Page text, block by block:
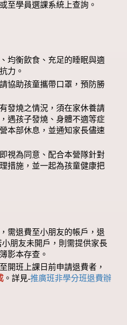
至學員選課系統上查詢。
均衡飲食、充足的睡眠與適
力。
協助孩童攜帶口罩，預防勝
發燒之情況，須在家休養請
遇孩子發燒、身體不適等症
本部休息，並通知家長儘速
視為同意、配合本營隊針對
措施，並一起為孩童健康把
需退費至小朋友的帳戶，退
小朋友未開戶，則需提供家長
影本存查。
開班上課日前申請退費者，
。詳見-推廣班非學分班退費辦